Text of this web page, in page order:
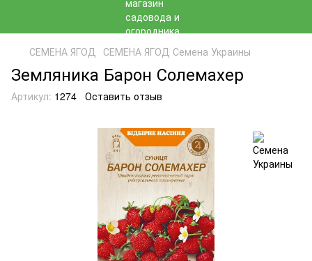
СЕМЕНА ЯГОД СЕМЕНА ЯГОД Семена Украины
Земляника Барон Солемахер
Артикул: 1274 Оставить отзыв